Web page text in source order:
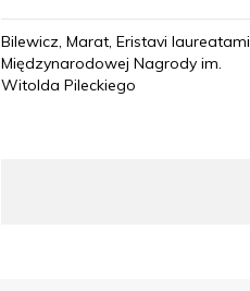
Bilewicz, Marat, Eristavi laureatami
Międzynarodowej Nagrody im.
Witolda Pileckiego